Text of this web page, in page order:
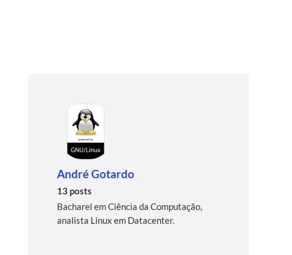
André Gotardo
13 posts
Bacharel em Ciência da Computação,
analista Linux em Datacenter.